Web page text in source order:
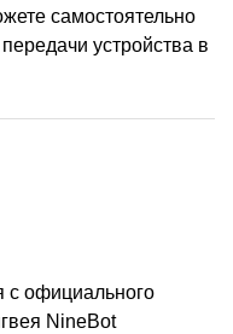
самостоятельно
устройства в
с официального
NineBot